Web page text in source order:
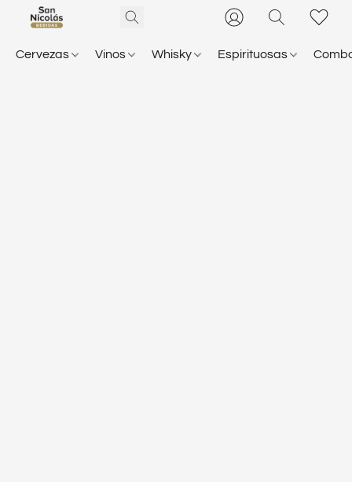
Cervezas Vinos Whisky Espirituosas